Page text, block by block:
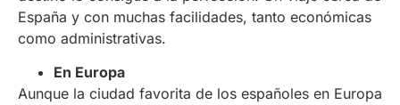
España y con muchas facilidades, tanto económicas
como administrativas.
En Europa
Aunque la ciudad favorita de los españoles en Europa